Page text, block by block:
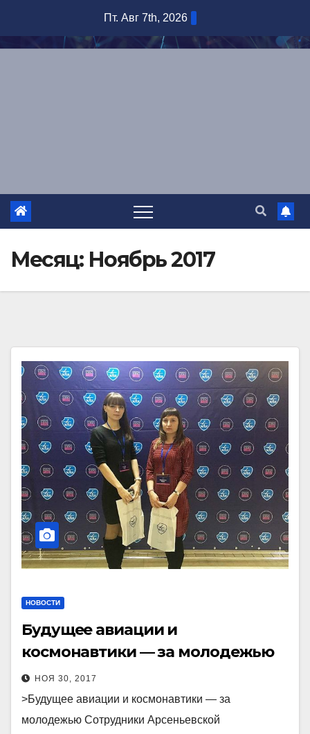
содержимому
Пт. Авг 7th, 2026
Месяц: Ноябрь 2017
НОВОСТИ
Будущее авиации и
космонавтики — за молодежью
НОЯ 30, 2017
>Будущее авиации и космонавтики — за
молодежью Сотрудники Арсеньевской